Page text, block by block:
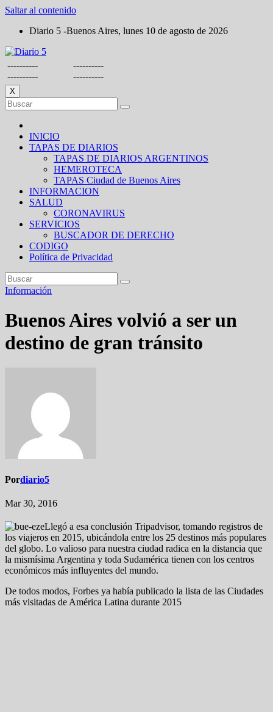
Saltar al contenido
Diario 5 -Buenos Aires, lunes 10 de agosto de 2026
----------
----------
----------
----------
X
INICIO
TAPAS DE DIARIOS
TAPAS DE DIARIOS ARGENTINOS
HEMEROTECA
TAPAS Ciudad de Buenos Aires
INFORMACION
SALUD
CORONAVIRUS
SERVICIOS
BUSCADOR DE DERECHO
CODIGO
Política de Privacidad
Información
Buenos Aires volvió a ser un
destino de gran tránsito
Pordiario5
Mar 30, 2016
Llegó a esa conclusión Tripadvisor, tomando registros de
los viajeros en 2015, ubicándola entre los 25 destinos más populares
del globo. Lo valioso para nuestra ciudad radica en la distancia que
la mismísima Argentina y toda Sudamérica tienen con los centros
económicos más influyentes del mundo.
De todos modos, Forbes ya había publicado la lista de las Ciudades
más visitadas de América Latina durante 2015